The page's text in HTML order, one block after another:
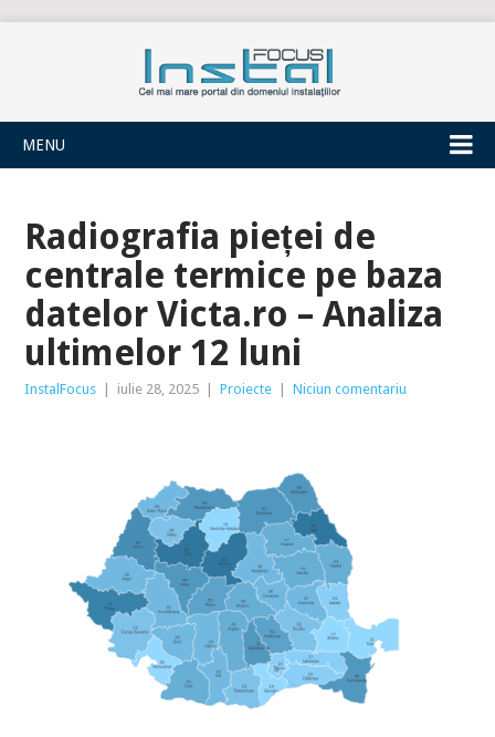
INSTALFOCUS
MENU
Radiografia pieței de
centrale termice pe baza
datelor Victa.ro – Analiza
ultimelor 12 luni
InstalFocus iulie 28, 2025 Proiecte Niciun comentariu